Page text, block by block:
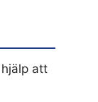
att